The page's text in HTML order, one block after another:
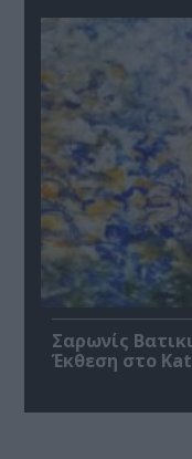
Σαρωνίς
Έκθεση στο